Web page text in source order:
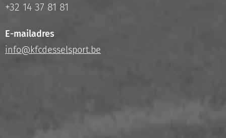
+32 14 37 81 81
E-mailadres
info@kfcdesselsport.be